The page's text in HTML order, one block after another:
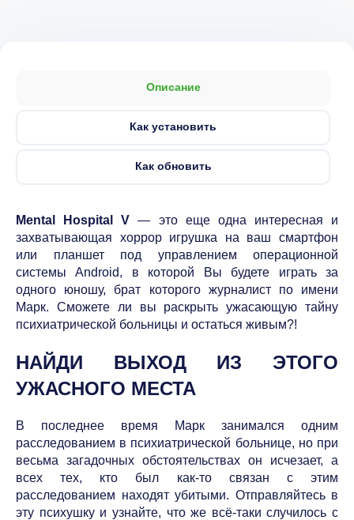
Описание
Как установить
Как обновить
Mental Hospital V— это еще одна интересная и
захватывающая хоррор игрушка на ваш смартфон
или планшет под управлением операционной
системы Android, в которой Вы будете играть за
одного юношу, брат которого журналист по имени
Марк. Сможете ли вы раскрыть ужасающую тайну
психиатрической больницы и остаться живым?!
НАЙДИ ВЫХОД ИЗ ЭТОГО
УЖАСНОГО МЕСТА
В последнее время Марк занимался одним
расследованием в психиатрической больнице, но при
весьма загадочных обстоятельствах он исчезает, а
всех тех, кто был как-то связан с этим
расследованием находят убитыми. Отправляйтесь в
эту психушку и узнайте, что же всё-таки случилось с